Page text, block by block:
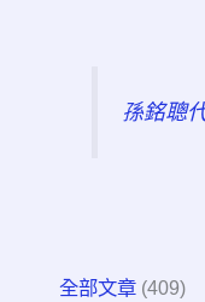
孫銘聰
全部文章 (409)